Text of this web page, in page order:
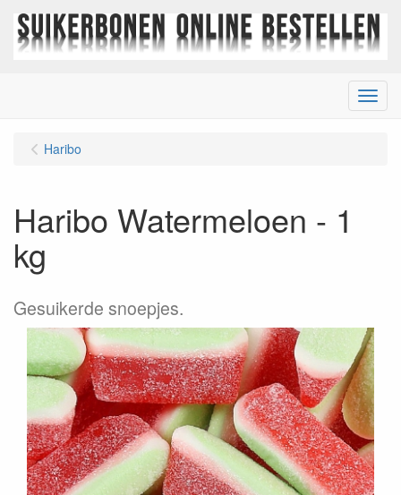
Menu
Haribo
Haribo Watermeloen - 1
kg
Gesuikerde snoepjes.